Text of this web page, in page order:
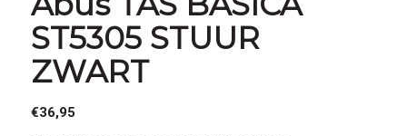
ST5305 STUUR
ZWART
€36,95